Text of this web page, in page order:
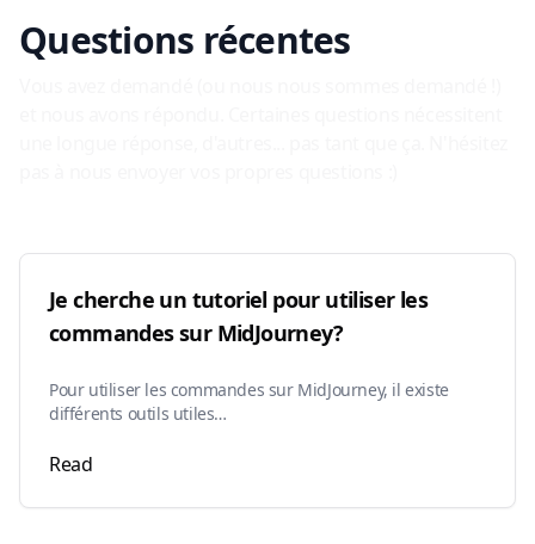
Questions récentes
Je cherche un tutoriel pour utiliser les
commandes sur MidJourney?
Pour utiliser les commandes sur MidJourney, il existe
différents outils utiles…
Read